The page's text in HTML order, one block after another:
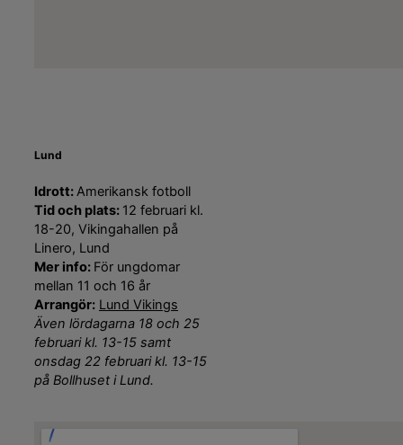
Lund
Idrott:Amerikansk fotboll
Tid och plats: 12 februari kl.
18-20, Vikingahallen på
Linero, Lund
Mer info: För ungdomar
mellan 11 och 16 år
Arrangör: Lund Vikings
Även lördagarna 18 och 25
februari kl. 13-15 samt
onsdag 22 februari kl. 13-15
på Bollhuset i Lund.